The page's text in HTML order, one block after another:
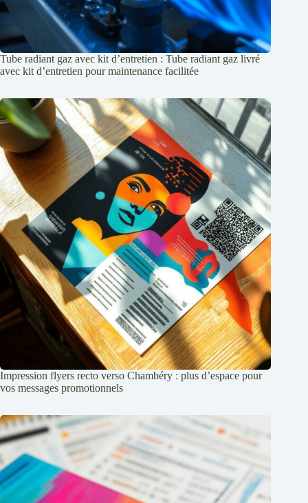
Tube radiant gaz avec kit d’entretien : Tube radiant gaz livré
avec kit d’entretien pour maintenance facilitée
Impression flyers recto verso Chambéry : plus d’espace pour
vos messages promotionnels